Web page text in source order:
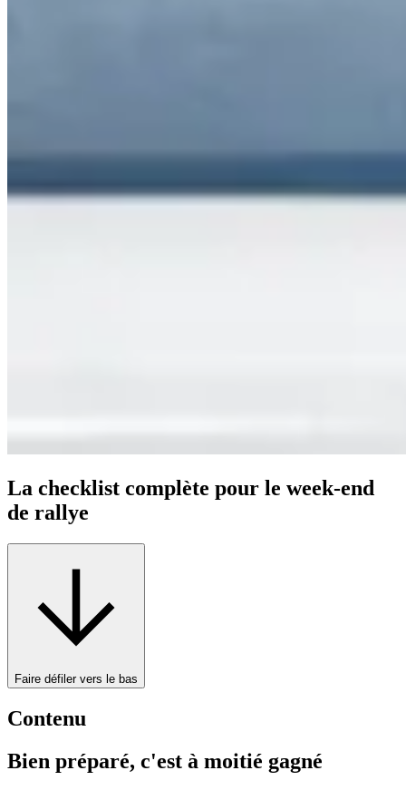
La checklist complète pour le week-end
de rallye
Faire défiler vers le bas
Contenu
Bien préparé, c'est à moitié gagné